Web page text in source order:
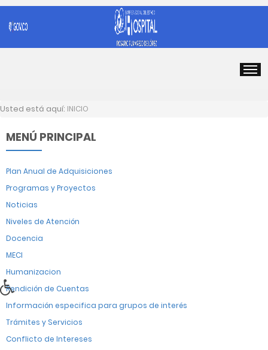
Usted está aquí: INICIO
MENÚ PRINCIPAL
Plan Anual de Adquisiciones
Programas y Proyectos
Noticias
Niveles de Atención
Docencia
MECI
Humanizacion
Rendición de Cuentas
Información especifica para grupos de interés
Trámites y Servicios
Conflicto de Intereses